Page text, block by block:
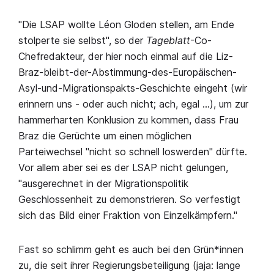
"Die LSAP wollte Léon Gloden stellen, am Ende
stolperte sie selbst", so der Tageblatt-Co-
Chefredakteur, der hier noch einmal auf die Liz-
Braz-bleibt-der-Abstimmung-des-Europäischen-
Asyl-und-Migrationspakts-Geschichte eingeht (wir
erinnern uns - oder auch nicht; ach, egal …), um zur
hammerharten Konklusion zu kommen, dass Frau
Braz die Gerüchte um einen möglichen
Parteiwechsel "nicht so schnell loswerden" dürfte.
Vor allem aber sei es der LSAP nicht gelungen,
"ausgerechnet in der Migrationspolitik
Geschlossenheit zu demonstrieren. So verfestigt
sich das Bild einer Fraktion von Einzelkämpfern."
Fast so schlimm geht es auch bei den Grün*innen
zu, die seit ihrer Regierungsbeteiligung (jaja: lange